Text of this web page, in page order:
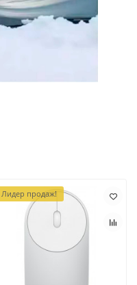
Лидер продаж!